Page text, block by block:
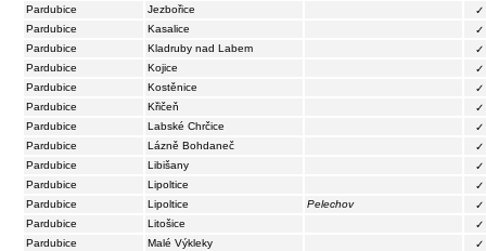
Pardubice
Jezbořice
✓
Pardubice
Kasalice
✓
Pardubice
Kladruby nad Labem
✓
Pardubice
Kojice
✓
Pardubice
Kostěnice
✓
Pardubice
Křičeň
✓
Pardubice
Labské Chrčice
✓
Pardubice
Lázně Bohdaneč
✓
Pardubice
Libišany
✓
Pardubice
Lipoltice
✓
Pardubice
Lipoltice Pelechov
✓
Pardubice
Litošice
✓
Pardubice
Malé Výkleky
✓